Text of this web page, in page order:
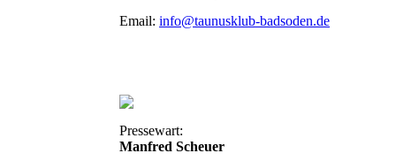
Email: info@taunusklub-badsoden.de
Pressewart:
Manfred Scheuer